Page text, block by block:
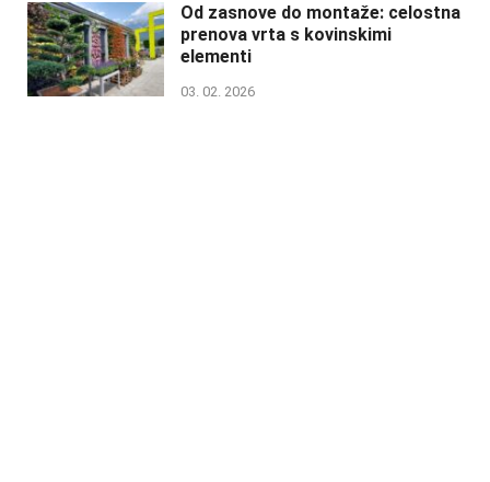
Od zasnove do montaže: celostna
prenova vrta s kovinskimi
elementi
03. 02. 2026